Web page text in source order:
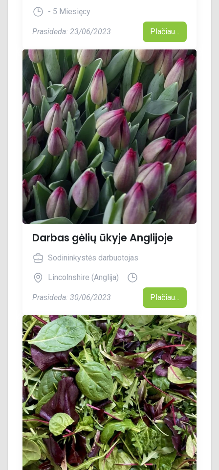
- 5 Miesięcy
Prasideda: 23/06/2023 Plačiau...
Darbas gėlių ūkyje Anglijoje
Sodininkystės darbuotojas
Lincolnshire (Anglija)
Prasideda: 30/06/2023 Plačiau...